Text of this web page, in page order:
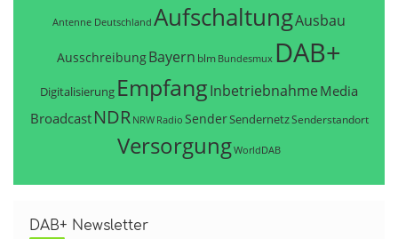
Antenne Deutschland AufschaltungAusbau
AusschreibungBayern blm Bundesmux DAB+
Digitalisierung EmpfangInbetriebnahme Media
Broadcast NDR NRW Radio SenderSendernetzSenderstandort
VersorgungWorldDAB
DAB+ Newsletter